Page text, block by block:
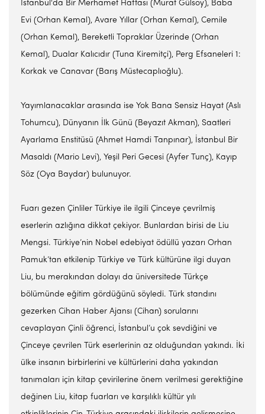
İstanbul'da Bir Merhamet Haftası (Murat Gülsoy), Baba
Evi (Orhan Kemal), Avare Yıllar (Orhan Kemal), Cemile
(Orhan Kemal), Bereketli Topraklar Üzerinde (Orhan
Kemal), Dualar Kalıcıdır (Tuna Kiremitçi), Perg Efsaneleri 1:
Korkak ve Canavar (Barış Müstecaplıoğlu).
Yayımlanacaklar arasında ise Yok Bana Sensiz Hayat (Aslı
Tohumcu), Dünyanın İlk Günü (Beyazıt Akman), Saatleri
Ayarlama Enstitüsü (Ahmet Hamdi Tanpınar), İstanbul Bir
Masaldı (Mario Levi), Yeşil Peri Gecesi (Ayfer Tunç), Kayıp
Söz (Oya Baydar) bulunuyor.
Fuarı gezen Çinliler Türkiye ile ilgili Çinceye çevrilmiş
eserlerin azlığına dikkat çekiyor. Bunlardan birisi de Liu
Mengsi. Türkiye’nin Nobel edebiyat ödüllü yazarı Orhan
Pamuk’tan etkilenip Türkiye ve Türk kültürüne ilgi duyan
Liu, bu merakından dolayı da üniversitede Türkçe
bölümünde eğitim gördüğünü söyledi. Türk standını
gezerken Cihan Haber Ajansı (Cihan) sorularını
cevaplayan Çinli öğrenci, İstanbul’u çok sevdiğini ve
Çinceye çevrilen Türk eserlerinin az olduğundan yakındı. İki
ülke insanın birbirlerini ve kültürlerini daha yakından
tanımaları için kitap çevirilerine önem verilmesi gerektiğine
değinen Liu, kitap fuarları ve karşılıklı kültür yılı